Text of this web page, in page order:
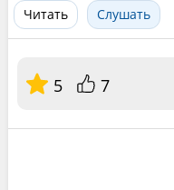
Читать Слушать
5 7